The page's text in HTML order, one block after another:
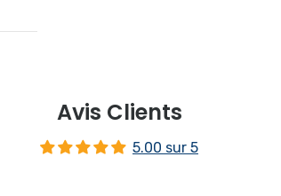
Avis Clients
5.00 sur 5